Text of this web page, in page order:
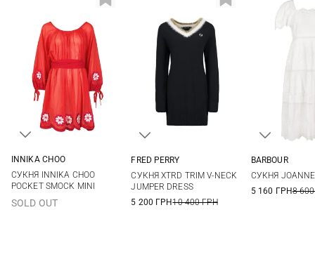
INNIKA CHOO
СУКНЯ INNIKA CHOO
POCKET SMOCK MINI
SOLD OUT
FRED PERRY
СУКНЯ XTRD TRIM V-NECK
JUMPER DRESS
5 200 ГРН10 400 ГРН
BARBOUR
СУКНЯ JOANNE
5 160 ГРН8